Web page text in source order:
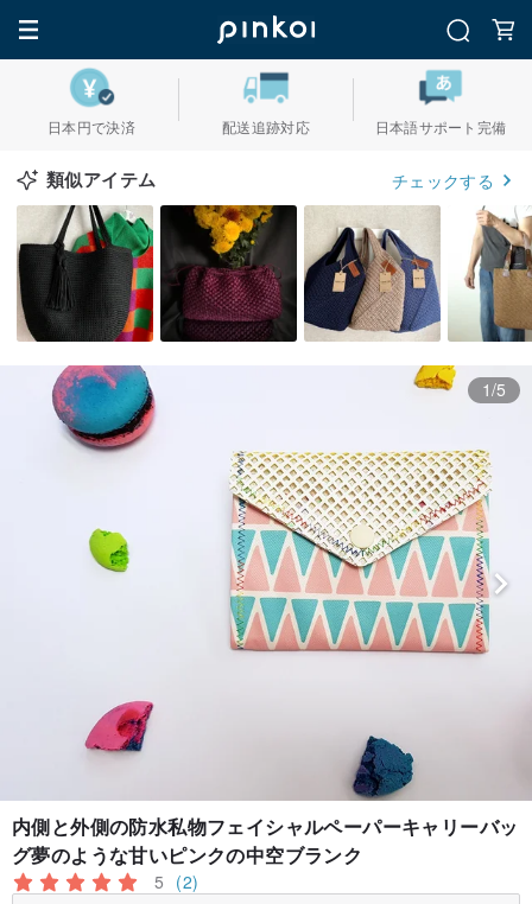
日本円で決済 配送追跡対応 日本語サポート完備
類似アイテム チェックする
1/5
内側と外側の防水私物フェイシャルペーパーキャリーバッ
グ夢のような甘いピンクの中空ブランク
5 (2)